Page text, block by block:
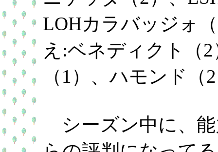
LOHカラバッジォ
え:ベネディクト（
（1）、ハモンド
シーズン中に、